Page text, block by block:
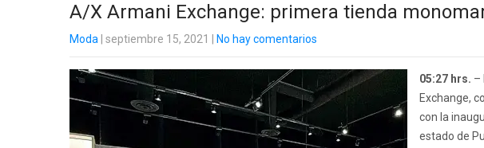
A/X Armani Exchange: primera tienda
Moda | septiembre 15, 2021 No hay comentarios
05:27 hrs. –
Exchange,
con la
estado de